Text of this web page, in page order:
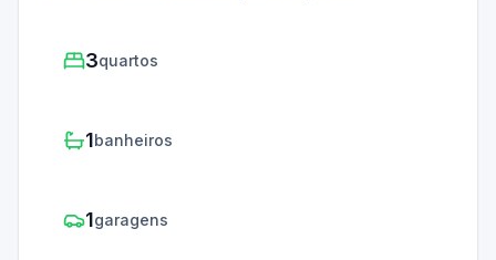
3quartos
1banheiros
1garagens